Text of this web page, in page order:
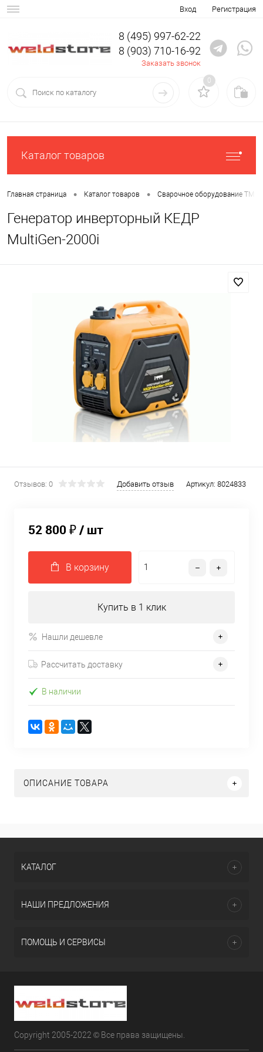
Вход Регистрация
8 (495) 997-62-22
8 (903) 710-16-92
Заказать звонок
0
Каталог товаров
Главная страница • Каталог товаров • Сварочное оборудование ТМ
Генератор инверторный КЕДР
MultiGen-2000i
Отзывов: 0 Добавить отзыв Артикул: 8024833
52 800 ₽/ шт
В корзину
Купить в 1 клик
Нашли дешевле
Рассчитать доставку
В наличии
ОПИСАНИЕ ТОВАРА
КАТАЛОГ
НАШИ ПРЕДЛОЖЕНИЯ
ПОМОЩЬ И СЕРВИСЫ
Copyright 2005-2022 © Все права защищены.